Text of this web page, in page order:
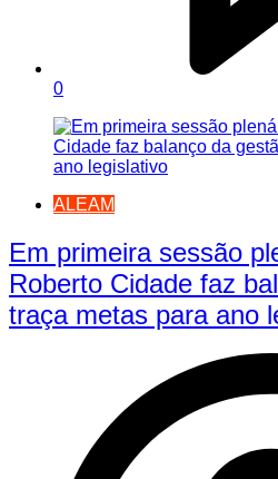
0
ALEAM
Em primeira sessão
Roberto Cidade faz
traça metas para ano